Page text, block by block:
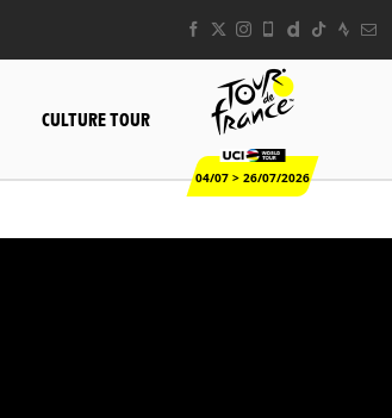
CULTURE TOUR
04/07 > 26/07/2026